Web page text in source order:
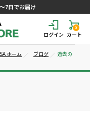
7日でお届け
ログイン
0
カート
ホーム ブログ
過去の